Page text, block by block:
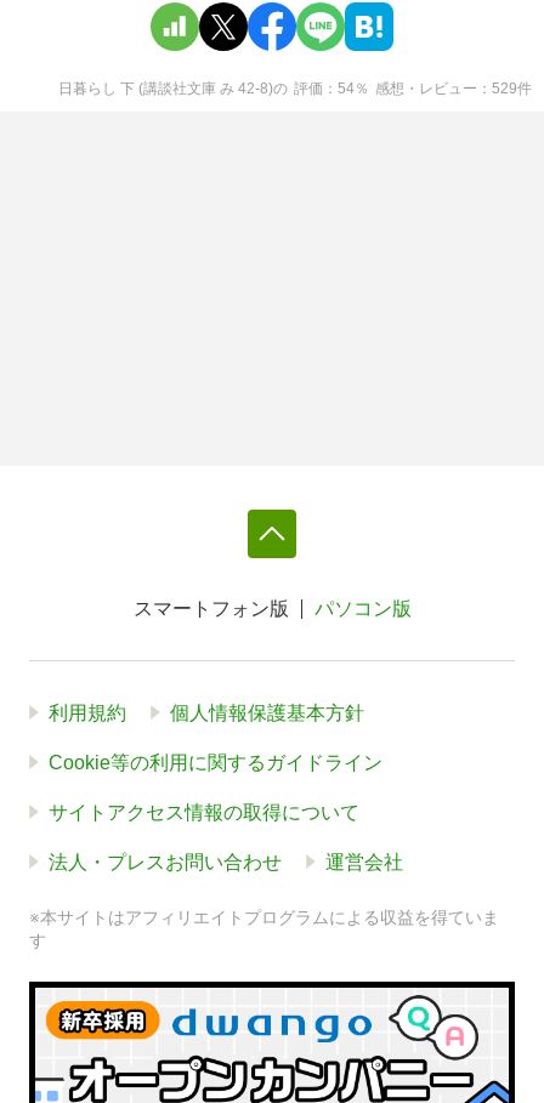
日暮らし 下 (講談社文庫 み 42-8)の 評価 54％ 感想・レビュー 529件
スマートフォン版 パソコン版
利用規約 個人情報保護基本方針
Cookie等の利用に関するガイドライン
サイトアクセス情報の取得について
法人・プレスお問い合わせ 運営会社
※本サイトはアフィリエイトプログラムによる収益を得ていま
す